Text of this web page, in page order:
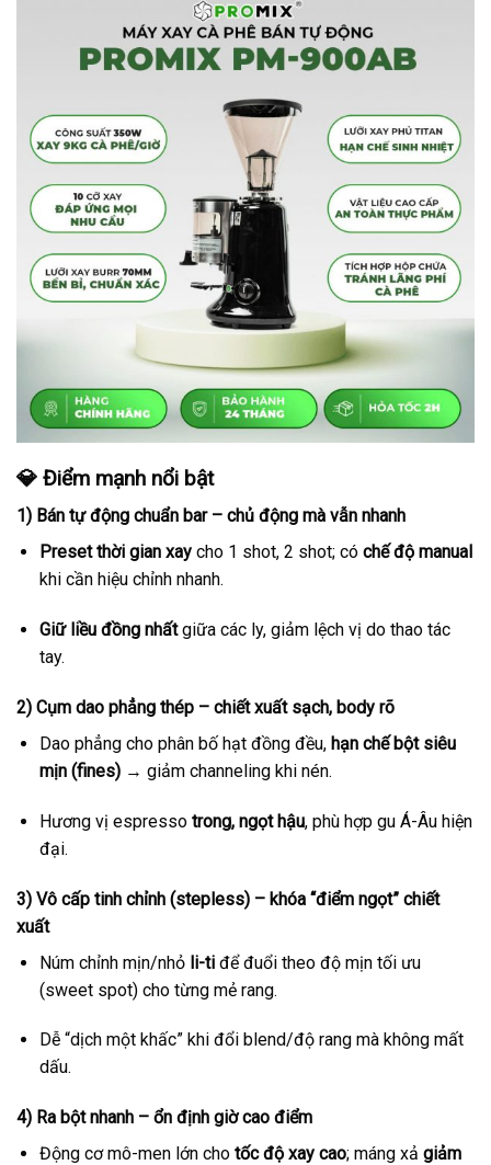
💎 Điểm mạnh nổi bật
1) Bán tự động chuẩn bar – chủ động mà vẫn nhanh
Preset thời gian xaycho 1 shot, 2 shot; có chế độ manual
khi cần hiệu chỉnh nhanh.
Giữ liều đồng nhấtgiữa các ly, giảm lệch vị do thao tác
tay.
2) Cụm dao phẳng thép – chiết xuất sạch, body rõ
Dao phẳng cho phân bố hạt đồng đều, hạn chế bột siêu
mịn (fines)→ giảm channeling khi nén.
Hương vị espresso trong, ngọt hậu, phù hợp gu Á-Âu hiện
đại.
3) Vô cấp tinh chỉnh (stepless) – khóa “điểm ngọt” chiết
xuất
Núm chỉnh mịn/nhỏ li-tiđể đuổi theo độ mịn tối ưu
(sweet spot) cho từng mẻ rang.
Dễ “dịch một khấc” khi đổi blend/độ rang mà không mất
dấu.
4) Ra bột nhanh – ổn định giờ cao điểm
Động cơ mô-men lớn cho tốc độ xay cao; máng xả giảm